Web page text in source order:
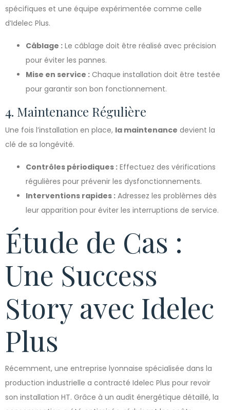
spécifiques et une équipe expérimentée comme celle
d’Idelec Plus.
Câblage : Le câblage doit être réalisé avec précision
pour éviter les pannes.
Mise en service : Chaque installation doit être testée
pour garantir son bon fonctionnement.
4. Maintenance Régulière
Une fois l’installation en place, la maintenance devient la
clé de sa longévité.
Contrôles périodiques : Effectuez des vérifications
régulières pour prévenir les dysfonctionnements.
Interventions rapides : Adressez les problèmes dès
leur apparition pour éviter les interruptions de service.
Étude de Cas :
Une Success
Story avec Idelec
Plus
Récemment, une entreprise lyonnaise spécialisée dans la
production industrielle a contracté Idelec Plus pour revoir
son installation HT. Grâce à un audit énergétique détaillé, la